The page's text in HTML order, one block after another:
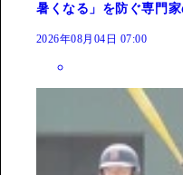
暑くなる」を防ぐ専門
2026年08月04日 07:00